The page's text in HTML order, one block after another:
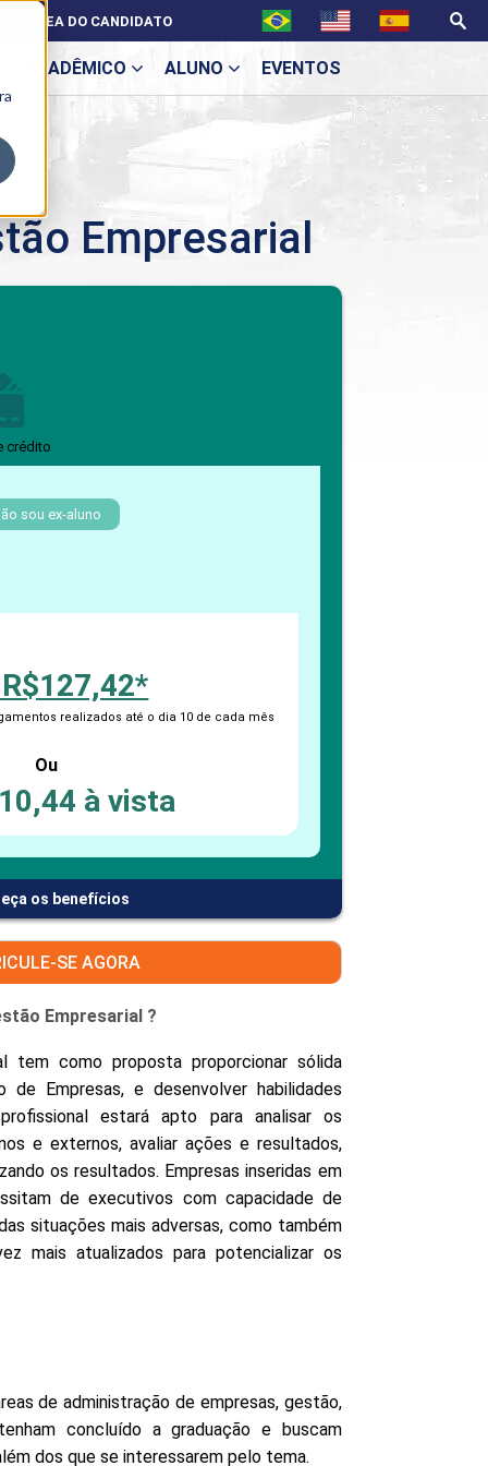
ACADÊMICO ALUNO EVENTOS
ÁREA DO CANDIDATO
Empresarial
crédito
sou ex-aluno
realizados até o dia 10 de cada mês
Ou
à vista
os benefícios
SE AGORA
Empresarial ?
tem como proposta proporcionar sólida
Empresas, e desenvolver habilidades
estará apto para analisar os
e externos, avaliar ações e resultados,
os resultados. Empresas inseridas em
de executivos com capacidade de
situações mais adversas, como também
mais atualizados para potencializar os
de administração de empresas, gestão,
concluído a graduação e buscam
dos que se interessarem pelo tema.